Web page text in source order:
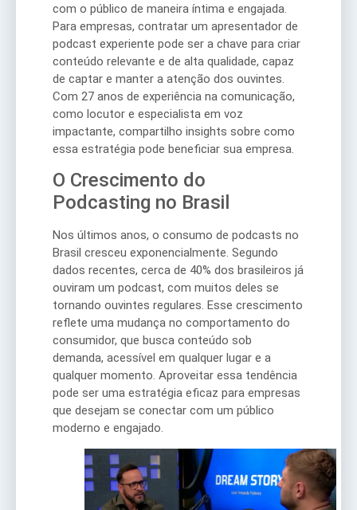
com o público de maneira íntima e engajada.
Para empresas, contratar um apresentador de
podcast experiente pode ser a chave para criar
conteúdo relevante e de alta qualidade, capaz
de captar e manter a atenção dos ouvintes.
Com 27 anos de experiência na comunicação,
como locutor e especialista em voz
impactante, compartilho insights sobre como
essa estratégia pode beneficiar sua empresa.
O Crescimento do
Podcasting no Brasil
Nos últimos anos, o consumo de podcasts no
Brasil cresceu exponencialmente. Segundo
dados recentes, cerca de 40% dos brasileiros já
ouviram um podcast, com muitos deles se
tornando ouvintes regulares. Esse crescimento
reflete uma mudança no comportamento do
consumidor, que busca conteúdo sob
demanda, acessível em qualquer lugar e a
qualquer momento. Aproveitar essa tendência
pode ser uma estratégia eficaz para empresas
que desejam se conectar com um público
moderno e engajado.